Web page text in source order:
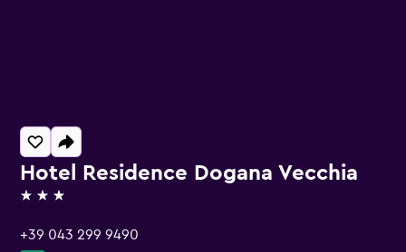
Hotel Residence Dogana Vecchia
3 estrellas
+39 043 299 9490